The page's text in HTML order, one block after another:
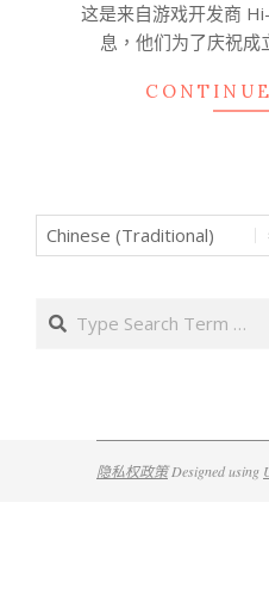
09
这是来自游戏开发商
息，他们为了庆祝
Search
隐私权政策Designed using